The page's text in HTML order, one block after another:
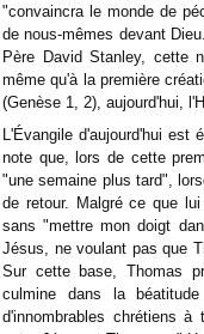
"convaincra le monde de
de nous-mêmes devant
Père David Stanley, cette
même qu'à la première
(Genèse 1, 2), aujourd'hui,
L'Évangile d'aujourd'hui est
note que, lors de cette
"une semaine plus tard",
de retour. Malgré ce que
sans "mettre mon doigt
Jésus, ne voulant pas que
Sur cette base, Thomas
culmine dans la
d'innombrables chrétiens à